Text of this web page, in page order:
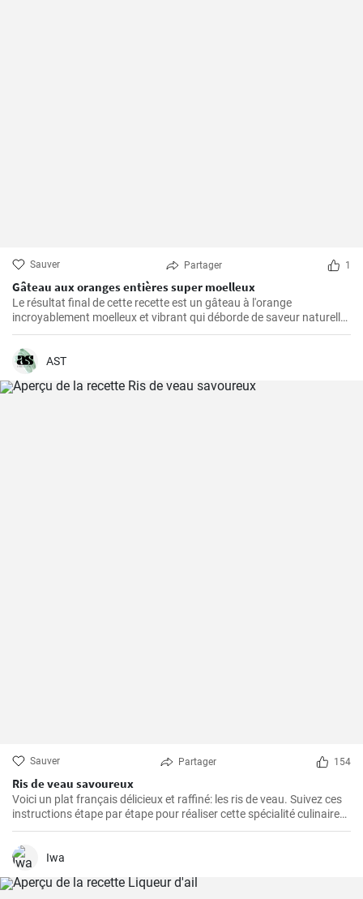
Sauver Partager 1
Gâteau aux oranges entières super moelleux
Le résultat final de cette recette est un gâteau à l'orange
incroyablement moelleux et vibrant qui déborde de saveur naturelle
d'agrumes.
AST
Sauver Partager 154
Ris de veau savoureux
Voici un plat français délicieux et raffiné: les ris de veau. Suivez ces
instructions étape par étape pour réaliser cette spécialité culinaire
française appréciée pour leur texture délicate et leur goût savoureux
Iwa